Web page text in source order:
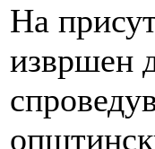
На
извршен